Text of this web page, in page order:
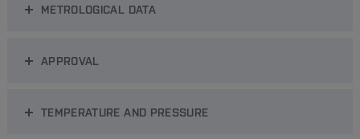
METROLOGICAL DATA
APPROVAL
TEMPERATURE AND PRESSURE